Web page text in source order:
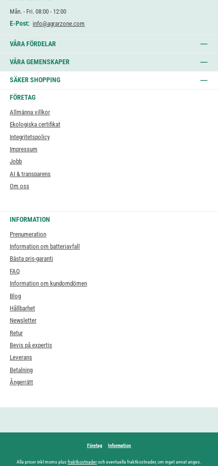
Mån. - Fri. 08:00 - 12:00
E-Post: info@agrarzone.com
VÅRA FÖRDELAR
VÅRA GEMENSKAPER
SÄKER SHOPPING
FÖRETAG
Allmänna villkor
Ekologiska certifikat
Integritetspolicy
Impressum
Jobb
AI & transparens
Om oss
INFORMATION
Prenumeration
Information om batteriavfall
Bästa pris-garanti
FAQ
Information om kundomdömen
Blog
Hållbarhet
Newsletter
Retur
Bevis på expertis
Leverans
Betalning
Ångerrätt
Företag Information
Alla priser inkl moms plus fraktkostnaderoch eventuella fraktkostnader, om inget annat anges.